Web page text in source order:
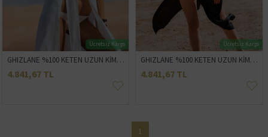
Ücretsiz Kargo
GHIZLANE %100 KETEN UZUN KİMONO
4.841,67 TL
Ücretsiz Kargo
GHIZLANE %100 KETEN UZUN KİMONO
4.841,67 TL
1